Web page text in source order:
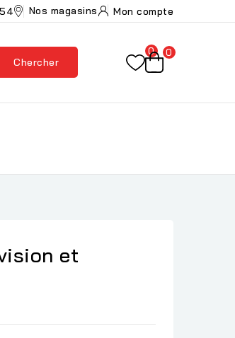
Nos magasins Mon compte
Chercher
0 0
et